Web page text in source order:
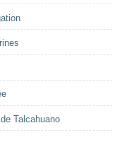
Talcahuano